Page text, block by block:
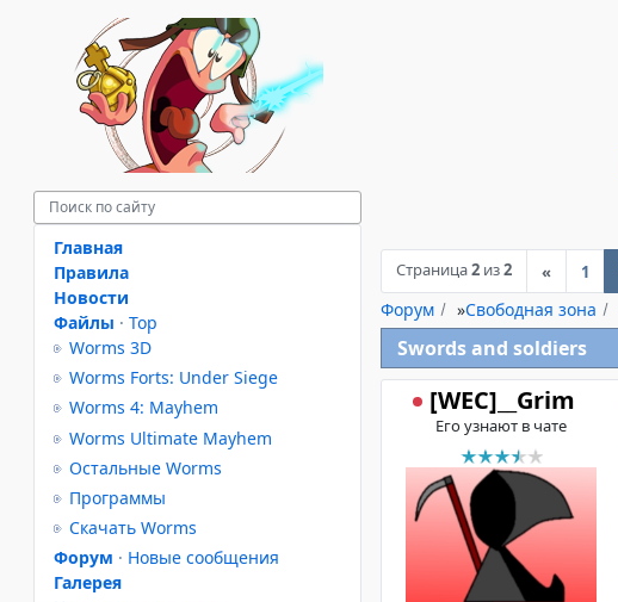
Страница2 из2 « 1
Форум »Свободная зона
Swords and soldiers
[WEC]__Grim
Его узнают в чате
Главная
Правила
Новости
Файлы · Top
Worms 3D
Worms Forts: Under Siege
Worms 4: Mayhem
Worms Ultimate Mayhem
Остальные Worms
Программы
Скачать Worms
Форум · Новые сообщения
Галерея